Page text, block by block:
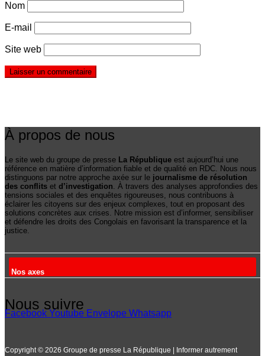
Nom
E-mail
Site web
À propos de nous
Le site web du groupe de presse La République est aujourd’hui une
référence en matière d’information fiable et de qualité en RDC. Nous nous
distinguons par notre approche axée sur le journalisme de résolution
des conflits et d’investigation. À travers des analyses approfondies des
tensions sociales et des enquêtes rigoureuses, nous contribuons à
éclairer les citoyens sur des enjeux complexes, tout en proposant des
solutions concrètes aux crises. Notre mission est d’informer, sensibiliser
et défendre les droits des Congolais en favorisant la transparence et la
justice.
Nos axes
Nous suivre
Facebook Youtube Envelope Whatsapp
Copyright © 2026 Groupe de presse La République | Informer autrement